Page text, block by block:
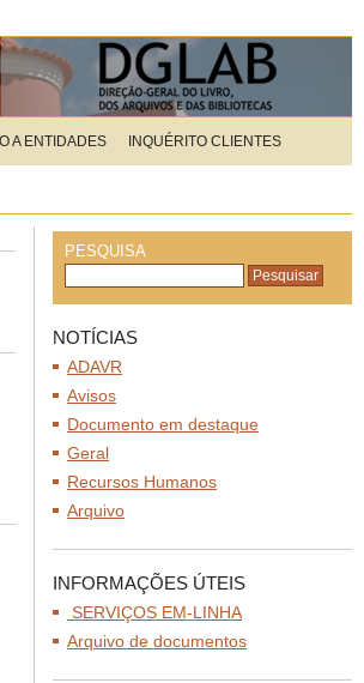
A ENTIDADES INQUÉRITO CLIENTES
PESQUISA
NOTÍCIAS
ADAVR
Avisos
Documento em destaque
Geral
Recursos Humanos
Arquivo
INFORMAÇÕES ÚTEIS
SERVIÇOS EM-LINHA
Arquivo de documentos